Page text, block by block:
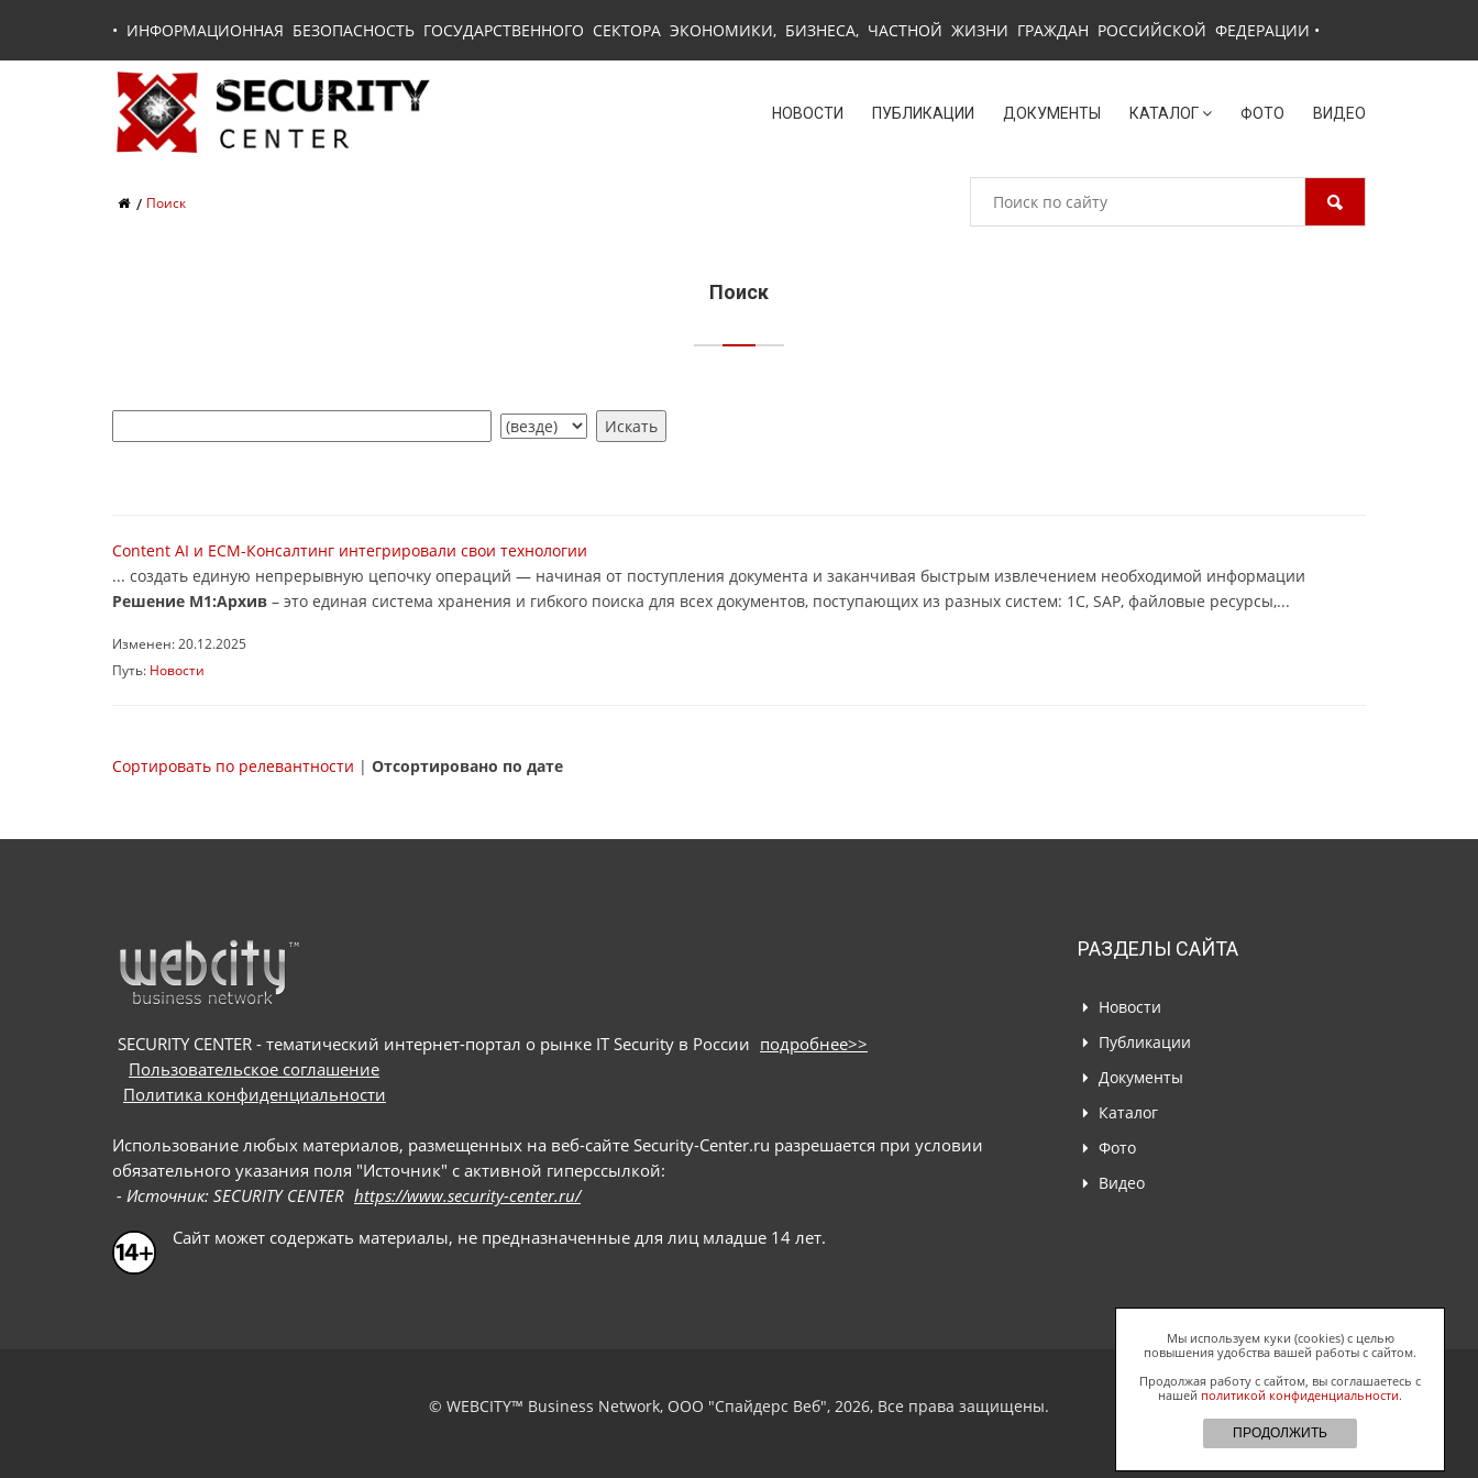
• ИНФОРМАЦИОННАЯ БЕЗОПАСНОСТЬ ГОСУДАРСТВЕННОГО СЕКТОРА ЭКОНОМИКИ, БИЗНЕСА, ЧАСТНОЙ ЖИЗНИ ГРАЖДАН РОССИЙСКОЙ ФЕДЕРАЦИИ •
НОВОСТИ ПУБЛИКАЦИИ ДОКУМЕНТЫ КАТАЛОГ ФОТО ВИДЕО
Поиск
Поиск
Content AI и ЕСМ-Консалтинг интегрировали свои технологии
... создать единую непрерывную цепочку операций — начиная от поступления документа и заканчивая быстрым извлечением необходимой информации
Решение М1:Архив – это единая система хранения и гибкого поиска для всех документов, поступающих из разных систем: 1С, SAP, файловые ресурсы,...
Изменен: 20.12.2025
Путь: Новости
Сортировать по релевантности | Отсортировано по дате
SECURITY CENTER - тематический интернет-портал о рынке IT Security в России подробнее>>
Пользовательское соглашение
Политика конфиденциальности
Использование любых материалов, размещенных на веб-сайте Security-Center.ru разрешается при условии
обязательного указания поля "Источник" с активной гиперссылкой:
- Источник: SECURITY CENTER https://www.security-center.ru/
Сайт может содержать материалы, не предназначенные для лиц младше 14 лет.
РАЗДЕЛЫ САЙТА
Новости
Публикации
Документы
Каталог
Фото
Видео
© WEBCITY™ Business Network, ООО "Спайдерс Веб", 2026, Все права защищены.
Мы используем куки (cookies) с целью
повышения удобства вашей работы с сайтом.
Продолжая работу с сайтом, вы соглашаетесь с
нашей политикой конфиденциальности.
ПРОДОЛЖИТЬ